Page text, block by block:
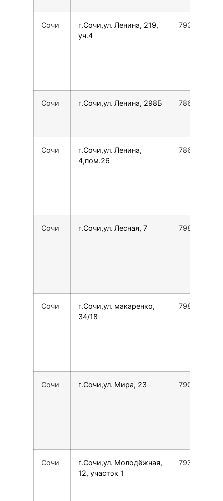
Сочи
г.Сочи,ул. Ленина, 219,
уч.4
Сочи г.Сочи,ул. Ленина, 298Б
Сочи
г.Сочи,ул. Ленина,
4,пом.26
Сочи г.Сочи,ул. Лесная, 7
Сочи
г.Сочи,ул. макаренко,
34/18
Сочи г.Сочи,ул. Мира, 23
Сочи
г.Сочи,ул. Молодёжная,
12, участок 1